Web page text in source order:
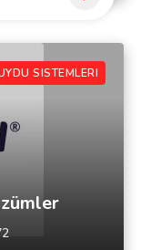
SISTEMLERI